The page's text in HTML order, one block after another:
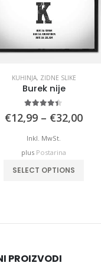
KUHINJA, ZIDNE SLIKE
Burek nije
€12,99 – €32,00Price
Inkl. MwSt.
plus Postarina
SELECT OPTIONS
PROIZVODI